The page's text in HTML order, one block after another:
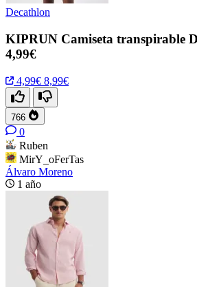
Decathlon
KIPRUN Camiseta transpirable
4,99€
4,99€ 8,99€
766
0
Ruben
MirY_oFerTas
Álvaro Moreno
1 año